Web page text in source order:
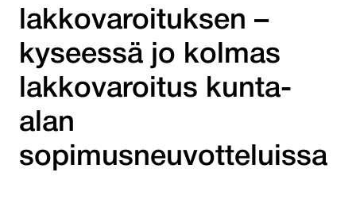
lakkovaroituksen –
kyseessä jo kolmas
lakkovaroitus kunta-
alan
sopimusneuvotteluissa